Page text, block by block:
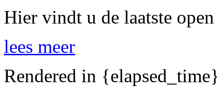
Hier vindt u de laatste
lees meer
Rendered in